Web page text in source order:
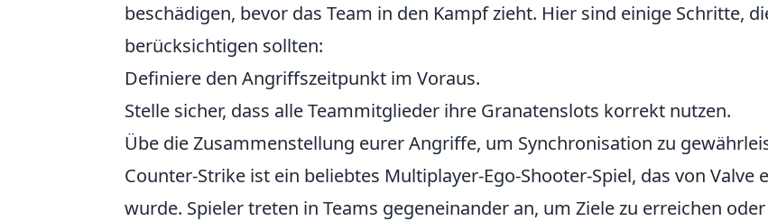
beschädigen, bevor das Team in den Kampf zieht. Hier sind einige Schritte,
berücksichtigen sollten:
Definiere den Angriffszeitpunkt im Voraus.
Stelle sicher, dass alle Teammitglieder ihre Granatenslots korrekt nutzen.
Übe die Zusammenstellung eurer Angriffe, um Synchronisation zu
Counter-Strike ist ein beliebtes Multiplayer-Ego-Shooter-Spiel, das von Valve
wurde. Spieler treten in Teams gegeneinander an, um Ziele zu erreichen